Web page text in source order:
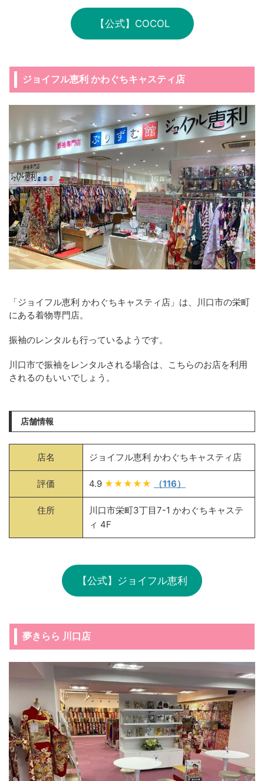
【公式】COCOL
ジョイフル恵利 かわぐちキャスティ店
「ジョイフル恵利 かわぐちキャスティ店」は、川口市の栄町
にある着物専門店。
振袖のレンタルも行っているようです。
川口市で振袖をレンタルされる場合は、こちらのお店を利用
されるのもいいでしょう。
店舗情報
店名 ジョイフル恵利 かわぐちキャスティ店
評価 4.9 ★★★★★ （116）
住所
川口市栄町3丁目7-1 かわぐちキャステ
ィ 4F
【公式】ジョイフル恵利
夢きらら 川口店